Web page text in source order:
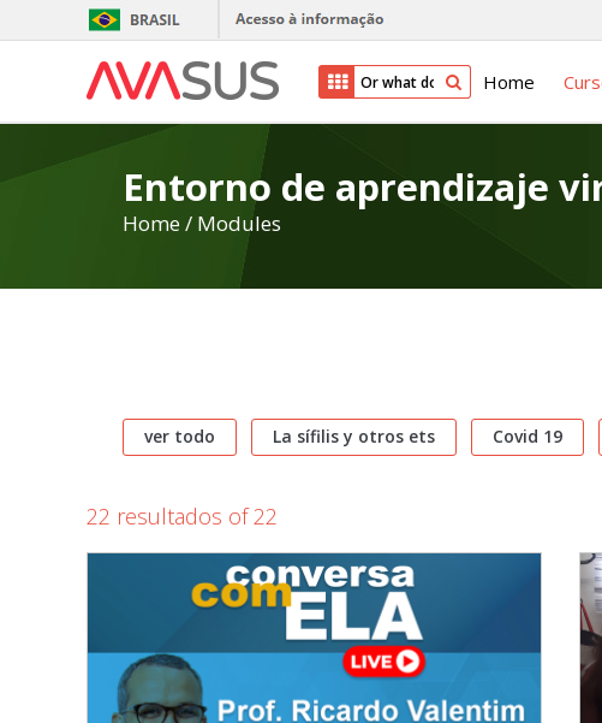
Home
Entorno de aprendizaje
Home/ Modules
ver todo La sífilis y otros ets Covid 19
22 resultados of 22